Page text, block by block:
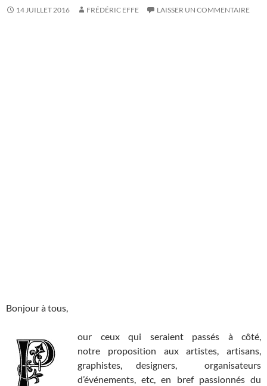
14 JUILLET 2016 FRÉDÉRIC EFFE LAISSER UN COMMENTAIRE
Bonjour à tous,
our ceux qui seraient passés à côté,
notre proposition aux artistes, artisans,
graphistes, designers, organisateurs
d’événements, etc, en bref passionnés du